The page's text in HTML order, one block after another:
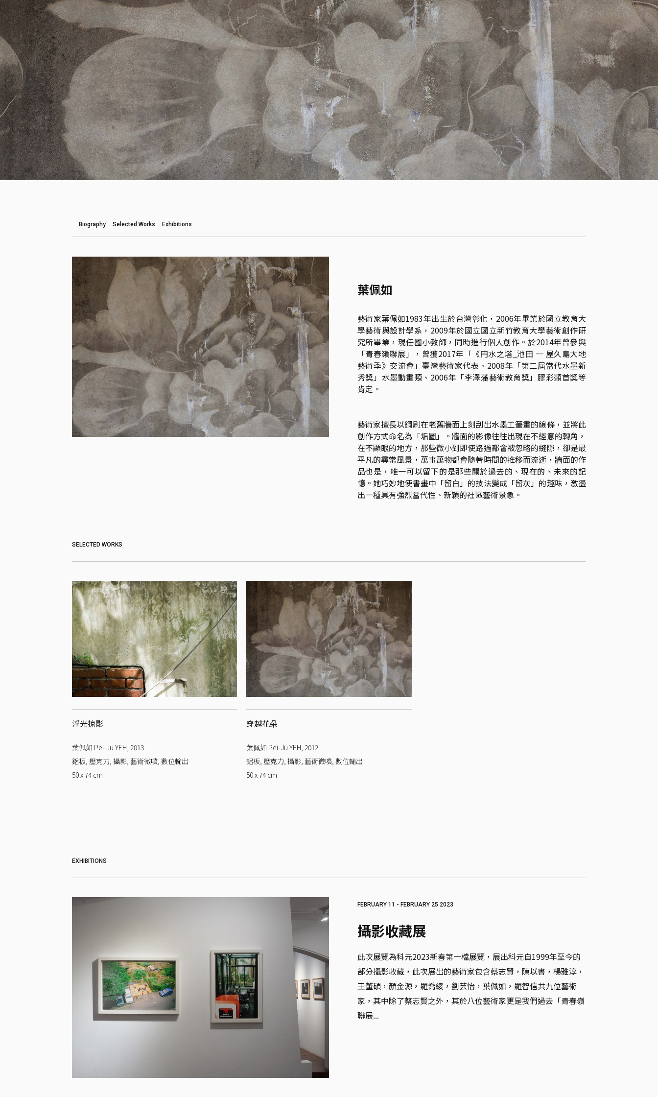
Biography Selected Works Exhibitions
葉佩如
藝術家葉佩如1983年出生於台灣彰化，2006年畢業於國立教育大
學藝術與設計學系，2009年於國立國立新竹教育大學藝術創作研
究所畢業，現任國小教師，同時進行個人創作。於2014年曾參與
「青春嶺聯展」，曾獲2017年「《円水之塔_池田 一 屋久島大地
藝術季》交流會」臺灣藝術家代表、2008年「第二屆當代水墨新
秀獎」水墨動畫類、2006年「李澤藩藝術教育獎」膠彩類首獎等
肯定。
藝術家擅長以鋼刷在老舊牆面上刻刮出水墨工筆畫的線條，並將此
創作方式命名為「垢圖」。牆面的影像往往出現在不經意的轉角，
在不顯眼的地方，那些微小到即使路過都會被忽略的縫隙，卻是最
平凡的尋常風景，萬事萬物都會隨著時間的推移而流逝，牆面的作
品也是，唯一可以留下的是那些關於過去的、現在的、未來的記
憶。她巧妙地使書畫中「留白」的技法變成「留灰」的趣味，激盪
出一種具有強烈當代性、新穎的社區藝術景象。
SELECTED WORKS
浮光掠影
葉佩如 Pei-Ju YEH 2013
鋁板, 壓克力, 攝影, 藝術微噴, 數位輸出
50 x 74 cm
穿越花朵
葉佩如 Pei-Ju YEH 2012
鋁板, 壓克力, 攝影, 藝術微噴, 數位輸出
50 x 74 cm
EXHIBITIONS
FEBRUARY 11 - FEBRUARY 25 2023
攝影收藏展
此次展覽為科元2023新春第一檔展覽，展出科元自1999年至今的
部分攝影收藏，此次展出的藝術家包含蔡志賢，陳以書，楊雅淳，
王董碩，顏金源，羅喬綾，劉芸怡，葉佩如，羅智信共九位藝術
家，其中除了蔡志賢之外，其於八位藝術家更是我們過去「青春嶺
聯展...